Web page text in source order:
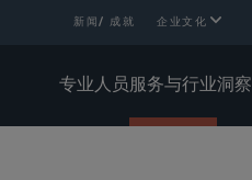
新闻/ 成就 企业文化
专业人员服务与行业洞察